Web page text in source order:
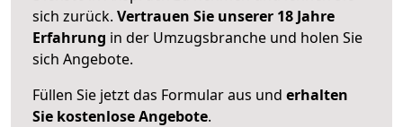
sich zurück. Vertrauen Sie unserer 18 Jahre
Erfahrung in der Umzugsbranche und holen Sie
sich Angebote.
Füllen Sie jetzt das Formular aus und erhalten
Sie kostenlose Angebote.